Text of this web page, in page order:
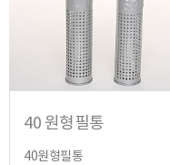
40 원형필통
40원형필통